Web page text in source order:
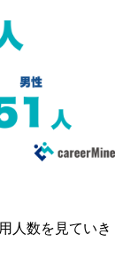
人数を見ていき